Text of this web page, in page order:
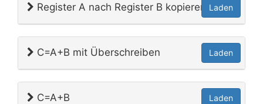
Register A nach Register B kopierenLaden
C=A+B mit Überschreiben Laden
C=A+B Laden